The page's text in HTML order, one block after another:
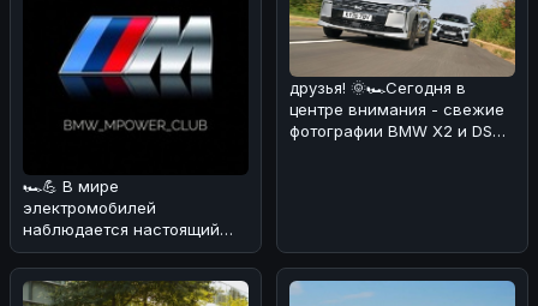
🏎💪 В мире
электромобилей
наблюдается настоящий
бум! 🔥 По данным
июльских продаж, мировой
рынок эл
друзья! 🌞🏎Сегодня в
центре внимания - свежие
фотографии BMW X2 и DS